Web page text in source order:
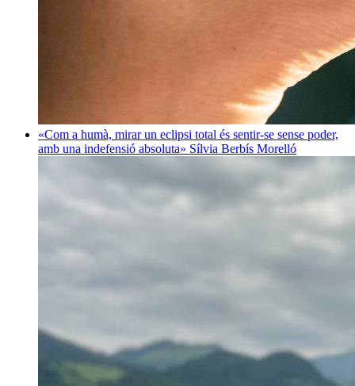
«Com a humà, mirar un eclipsi total és sentir-se sense poder,
amb una indefensió absoluta» Sílvia Berbís Morelló